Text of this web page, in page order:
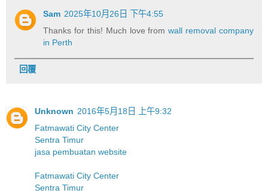
Sam 2025年10月26日 下午4:55
Thanks for this! Much love fromwall removal company
in Perth
回覆
Unknown 2016年5月18日 上午9:32
Fatmawati City Center
Sentra Timur
jasa pembuatan website
Fatmawati City Center
Sentra Timur